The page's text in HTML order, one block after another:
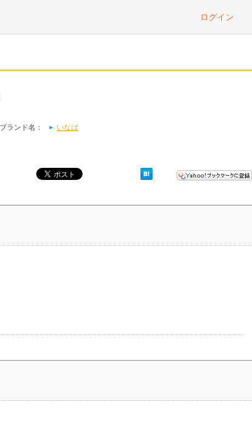
ログイン
ブランド名： いなば